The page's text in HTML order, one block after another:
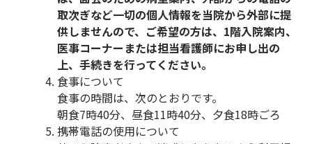
取次ぎなど一切の個人情報を当院から外部に提
供しませんので、ご希望の方は、1階入院案内、
医事コーナーまたは担当看護師にお申し出の
上、手続きを行ってください。
食事について
食事の時間は、次のとおりです。
朝食7時40分、昼食11時40分、夕食18時ごろ
携帯電話の使用について